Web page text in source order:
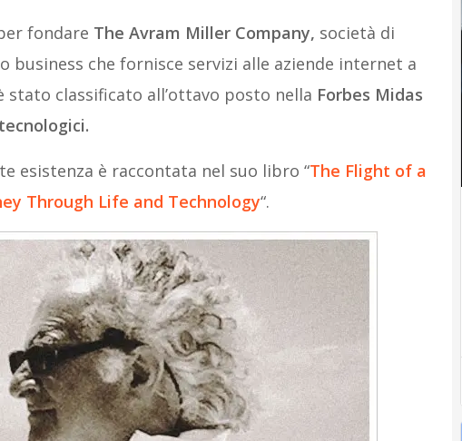
fondare The Avram Miller Company, società di
business che fornisce servizi alle aziende internet a
stato classificato all’ottavo posto nella Forbes Midas
esistenza è raccontata nel suo libro “The Flight of a
Through Life and Technology“.